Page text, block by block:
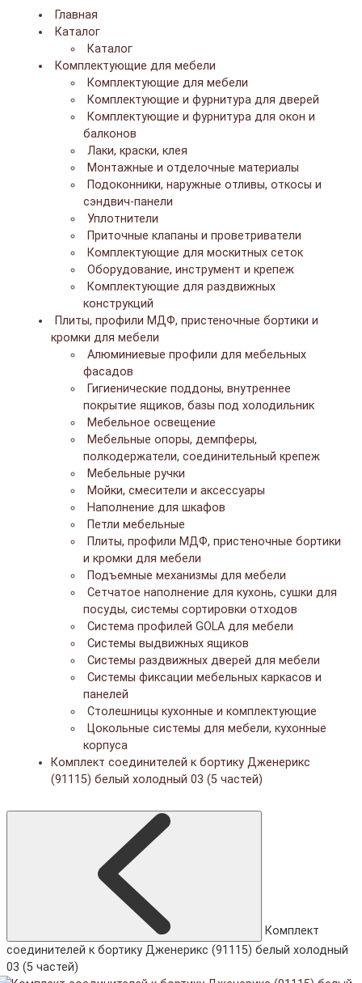
Главная
Каталог
Каталог
Комплектующие для мебели
Комплектующие для мебели
Комплектующие и фурнитура для дверей
Комплектующие и фурнитура для окон и
балконов
Лаки, краски, клея
Монтажные и отделочные материалы
Подоконники, наружные отливы, откосы и
сэндвич-панели
Уплотнители
Приточные клапаны и проветриватели
Комплектующие для москитных сеток
Оборудование, инструмент и крепеж
Комплектующие для раздвижных
конструкций
Плиты, профили МДФ, пристеночные бортики и
кромки для мебели
Алюминиевые профили для мебельных
фасадов
Гигиенические поддоны, внутреннее
покрытие ящиков, базы под холодильник
Мебельное освещение
Мебельные опоры, демпферы,
полкодержатели, соединительный крепеж
Мебельные ручки
Мойки, смесители и аксессуары
Наполнение для шкафов
Петли мебельные
Плиты, профили МДФ, пристеночные бортики
и кромки для мебели
Подъемные механизмы для мебели
Сетчатое наполнение для кухонь, сушки для
посуды, системы сортировки отходов
Система профилей GOLA для мебели
Системы выдвижных ящиков
Системы раздвижных дверей для мебели
Системы фиксации мебельных каркасов и
панелей
Столешницы кухонные и комплектующие
Цокольные системы для мебели, кухонные
корпуса
Комплект соединителей к бортику Дженерикс
(91115) белый холодный 03 (5 частей)
Комплект
соединителей к бортику Дженерикс (91115) белый холодный
03 (5 частей)